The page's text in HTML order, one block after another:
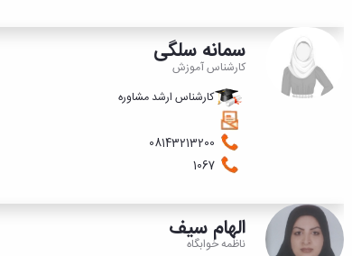
سمانه سلگی
کارشناس آموزش
کارشناس ارشد مشاوره
1067
الهام سیف
ناظمه خوابگاه